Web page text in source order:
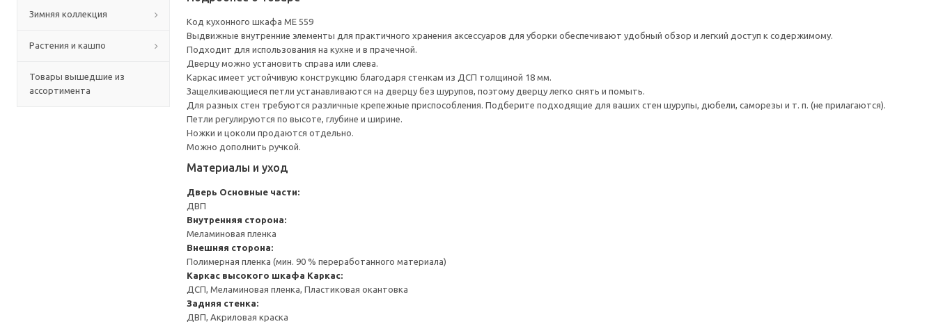
Зимняя коллекция
Растения и кашпо
Товары вышедшие из
ассортимента
Код кухонного шкафа ME 559
Выдвижные внутренние элементы для практичного хранения аксессуаров для уборки обеспечивают удобный обзор и легкий доступ к содержимому.
Подходит для использования на кухне и в прачечной.
Дверцу можно установить справа или слева.
Каркас имеет устойчивую конструкцию благодаря стенкам из ДСП толщиной 18 мм.
Защелкивающиеся петли устанавливаются на дверцу без шурупов, поэтому дверцу легко снять и помыть.
Для разных стен требуются различные крепежные приспособления. Подберите подходящие для ваших стен шурупы, дюбели, саморезы и т. п. (не прилагаются).
Петли регулируются по высоте, глубине и ширине.
Ножки и цоколи продаются отдельно.
Можно дополнить ручкой.
Материалы и уход
Дверь Основные части:
ДВП
Внутренняя сторона:
Меламиновая пленка
Внешняя сторона:
Полимерная пленка (мин. 90 % переработанного материала)
Каркас высокого шкафа Каркас:
ДСП, Меламиновая пленка, Пластиковая окантовка
Задняя стенка:
ДВП, Акриловая краска